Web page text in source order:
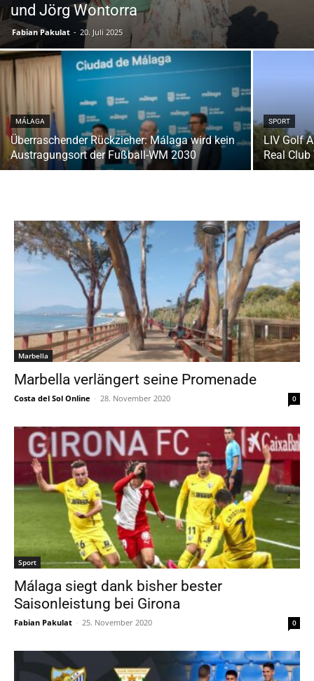
und Jörg Wontorra
Fabian Pakulat - 20. Juli 2025
MÁLAGA
Überraschender Rückzieher: Málaga wird kein
Austragungsort der Fußball-WM 2030
SPORT
LIV Golf
Real
Marbella
Marbella verlängert seine Promenade
Costa del Sol Online - 28. November 2020 0
Sport
Málaga siegt dank bisher bester
Saisonleistung bei Girona
Fabian Pakulat - 25. November 2020 0